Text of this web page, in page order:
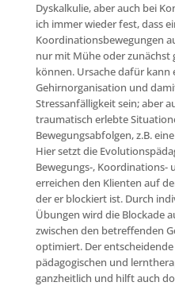
Dyskalkulie, aber auch bei
ich immer wieder fest, dass
Koordinationsbewegungen
nur mit Mühe oder zunächst
können. Ursache dafür kann
Gehirnorganisation und
Stressanfälligkeit sein; aber
traumatisch erlebte
Bewegungsabfolgen, z.B.
Hier setzt die
Bewegungs-, Koordinations-
erreichen den Klienten auf
der er blockiert ist. Durch
Übungen wird die Blockade
zwischen den betreffenden
optimiert. Der
pädagogischen und
ganzheitlich und hilft auch